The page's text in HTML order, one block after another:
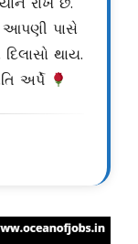
આપણી પાસે
થાય.
અર્પે